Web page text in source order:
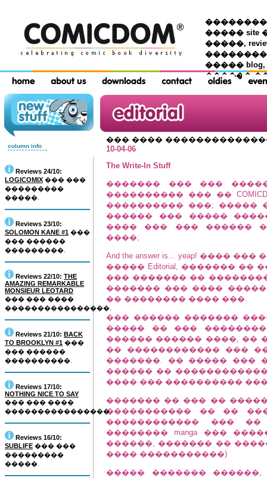
���������
����� site
�����,
����� blog,
������
column info
Reviews 24/10:
LOGICOMIX ��� ���
���������
�����.
Reviews 23/10:
SOLOMON KANE #1 ���
��� ������
���������.
Reviews 22/10: THE
AMAZING REMARKABLE
MONSIEUR LEOTARD
��� ��� ����
����������������.
Reviews 21/10: BACK
TO BROOKLYN #1 ���
��� ������
����������.
Reviews 17/10:
NOTHING NICE TO SAY
��� ��� ����
����������������.
Reviews 16/10:
SUBLIFE ��� ���
���������
�����.
��� ����
10-04-06
The Write-In Stuff
������� ��� ���
���������� ��� ��
���������� ���; �����
������ ��� �����
���� ��� ��� ������
����;
And the answer is... yeap!
����� Editorial, �������
��� ������� ��
������� ��� ����
�� �������� ���� ���.
��� ������ �������
����� �� ���
������ ������ ����, ��
�� ������������ ���
�������. �� ����� ���
������ ��
���� ��� ����������
������� �� ��� ��
����������� �� ��
������������ ���
�������� manga ���
������, ������� ��
���� �����������)
����� �������